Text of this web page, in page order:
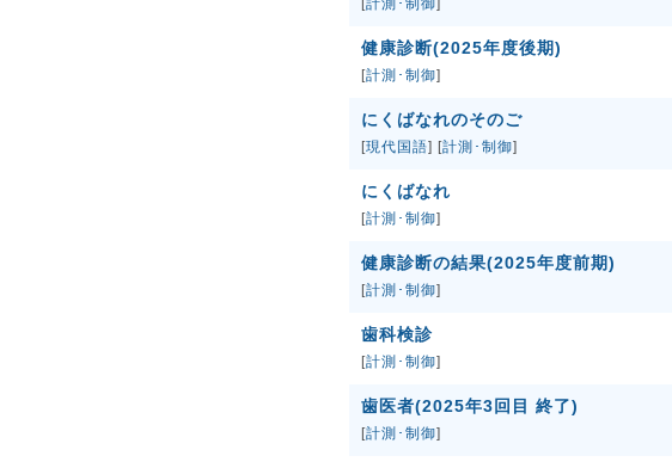
[計測･制御]
健康診断(2025年度後期)
[計測･制御]
にくばなれのそのご
[現代国語] [計測･制御]
にくばなれ
[計測･制御]
健康診断の結果(2025年度前期)
[計測･制御]
歯科検診
[計測･制御]
歯医者(2025年3回目 終了)
[計測･制御]